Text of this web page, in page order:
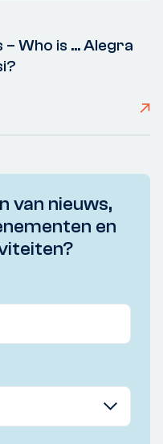
Who is ... Alegra
van nieuws,
en